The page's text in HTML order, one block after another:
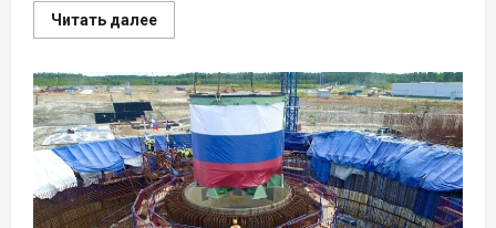
Читать далееПрочитать
больше
вложит
$35,6
млн
в
центр
для
геологического
хранилища
ОЯТ